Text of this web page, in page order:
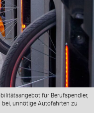
für Berufspendler,
unnötige Autofahrten zu